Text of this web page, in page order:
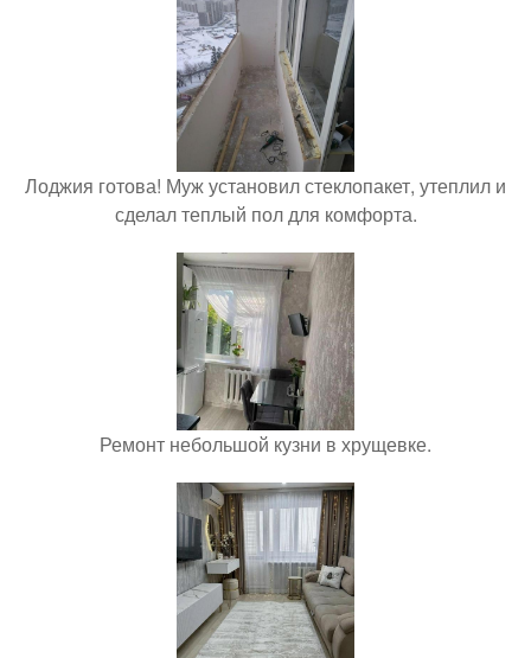
Лоджия готова! Муж установил стеклопакет, утеплил и
сделал теплый пол для комфорта.
Ремонт небольшой кузни в хрущевке.